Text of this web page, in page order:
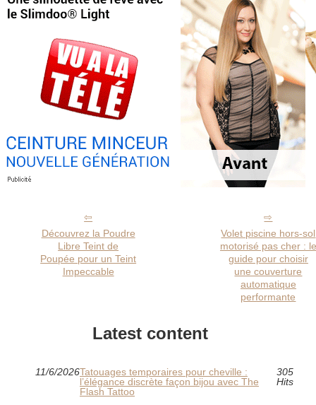
Découvrez la Poudre
Libre Teint de
Poupée pour un Teint
Impeccable
Volet piscine hors-sol
motorisé pas cher : le
guide pour choisir
une couverture
automatique
performante
Latest content
11/6/2026Tatouages temporaires pour cheville :
l’élégance discrète façon bijou avec The
Flash Tattoo
305
Hits